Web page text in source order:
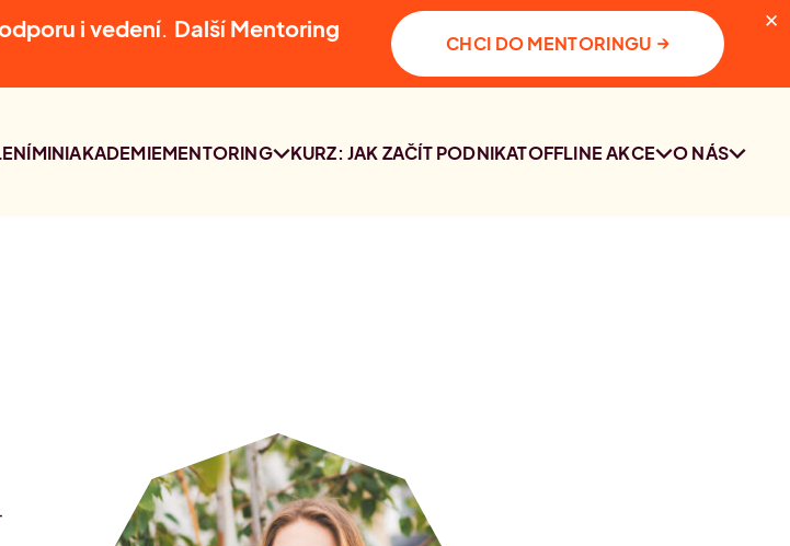
✕
i vedení. Další Mentoring
CHCI DO MENTORINGU →
MINIAKADEMIEMENTORING KURZ: JAK ZAČÍT PODNIKATOFFLINE AKCE O NÁS